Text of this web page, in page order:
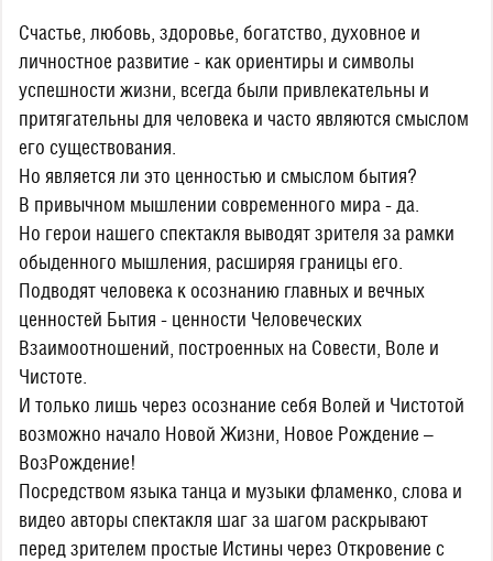
Счастье, любовь, здоровье, богатство, духовное и
личностное развитие - как ориентиры и символы
успешности жизни, всегда были привлекательны и
притягательны для человека и часто являются смыслом
его существования.
Но является ли это ценностью и смыслом бытия?
В привычном мышлении современного мира - да.
Но герои нашего спектакля выводят зрителя за рамки
обыденного мышления, расширяя границы его.
Подводят человека к осознанию главных и вечных
ценностей Бытия - ценности Человеческих
Взаимоотношений, построенных на Совести, Воле и
Чистоте.
И только лишь через осознание себя Волей и Чистотой
возможно начало Новой Жизни, Новое Рождение –
ВозРождение!
Посредством языка танца и музыки фламенко, слова и
видео авторы спектакля шаг за шагом раскрывают
перед зрителем простые Истины через Откровение с